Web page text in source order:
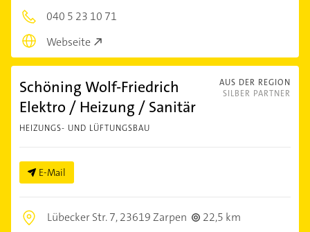
040 5 23 10 71
Webseite
AUS DER REGION
SILBER PARTNER
Schöning Wolf-Friedrich
Elektro / Heizung / Sanitär
HEIZUNGS- UND LÜFTUNGSBAU
E-Mail
Lübecker Str. 7,23619 Zarpen
22,5 km